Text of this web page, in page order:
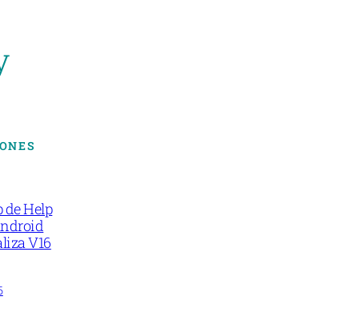
de Help
V16